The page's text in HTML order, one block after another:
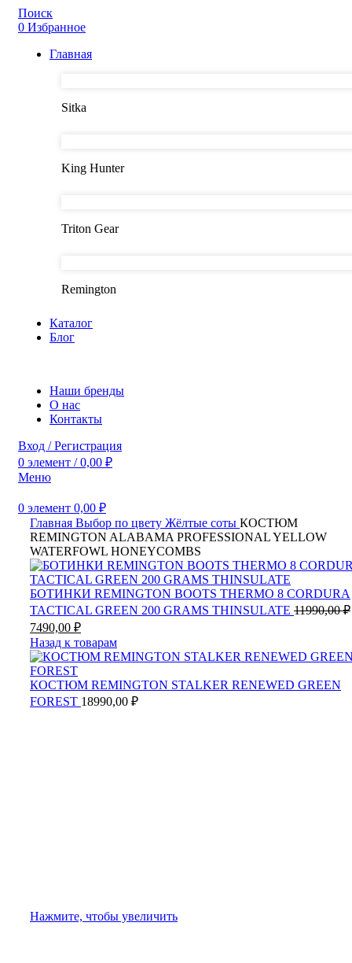
Поиск
0 Избранное
Главная
Sitka
King Hunter
Triton Gear
Remington
Каталог
Блог
Наши бренды
О нас
Контакты
Вход / Регистрация
0 элемент / 0,00 ₽
Меню
0 элемент 0,00 ₽
Главная Выбор по цвету Жёлтые соты КОСТЮМ
REMINGTON ALABAMA PROFESSIONAL YELLOW
WATERFOWL HONEYCOMBS
БОТИНКИ REMINGTON BOOTS THERMO 8 CORDURA
TACTICAL GREEN 200 GRAMS THINSULATE 11990,00₽
7490,00 ₽Текущая
цена:
7490,00 ₽.
Назад к товарам
КОСТЮМ REMINGTON STALKER RENEWED GREEN
FOREST 18990,00 ₽
Нажмите, чтобы увеличить